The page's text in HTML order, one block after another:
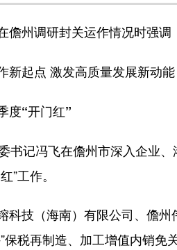
儋州调研封关运作情况时强调
新起点 激发高质量发展新动能
度“开门红”
记冯飞在儋州市深入企业、
”工作。
技（海南）有限公司、儋州
保税再制造、加工增值内销